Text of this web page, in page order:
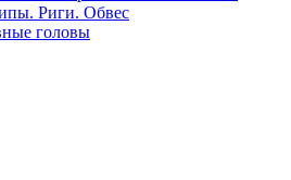
Риги. Обвес
головы